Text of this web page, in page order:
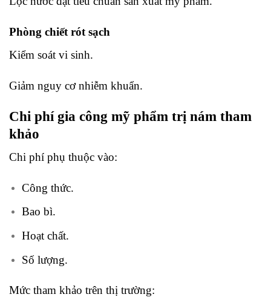
Phòng chiết rót sạch
Kiểm soát vi sinh.
Giảm nguy cơ nhiễm khuẩn.
Chi phí gia công mỹ phẩm trị nám tham
khảo
Chi phí phụ thuộc vào:
Công thức.
Bao bì.
Hoạt chất.
Số lượng.
Mức tham khảo trên thị trường: